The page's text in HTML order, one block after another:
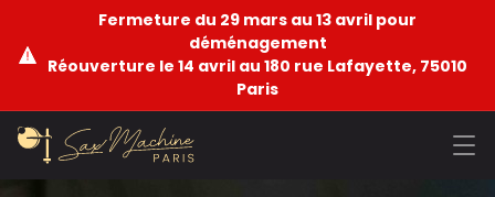
Fermeture du 29 mars au 13 avril pour
déménagement
Réouverture le 14 avril au 180 rue Lafayette, 75010
Paris